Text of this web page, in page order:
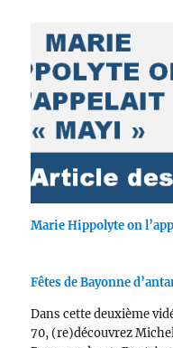
Marie Hippolyte on
Fêtes de Bayonne
Dans cette deuxième
70, (re)découvrez